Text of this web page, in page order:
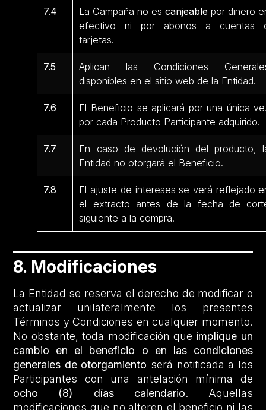
7.4 La Campaña no escanjeable por dinero
efectivo ni por abonos a cuentas
tarjetas.
7.5
Aplican las Condiciones
disponibles en el sitio web de la Entidad.
7.6
El Beneficio se aplicará por una única
por cada Producto Participante adquirido.
7.7
En caso de devolución del producto,
Entidad no otorgará el Beneficio.
7.8
El ajuste de intereses se verá reflejado
el extracto antes de la fecha de
siguiente a la compra.
8. Modificaciones
La Entidad se reserva el derecho de modificar o
actualizar unilateralmente los presentes
Términos y Condiciones en cualquier momento.
No obstante, toda modificación que implique un
cambio en el beneficio o en las condiciones
generales de otorgamiento será notificada a los
Participantes con una antelación mínima de
ocho (8) días calendario. Aquellas